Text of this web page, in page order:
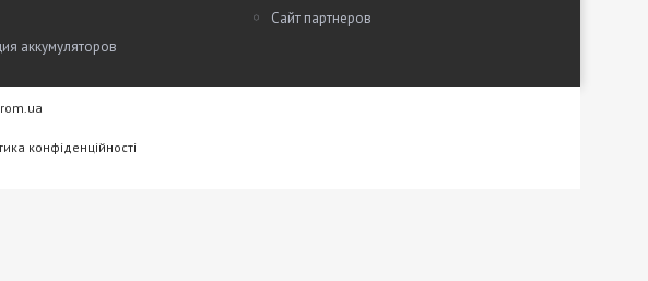
аккумуляторов
Сайт партнеров
конфіденційності